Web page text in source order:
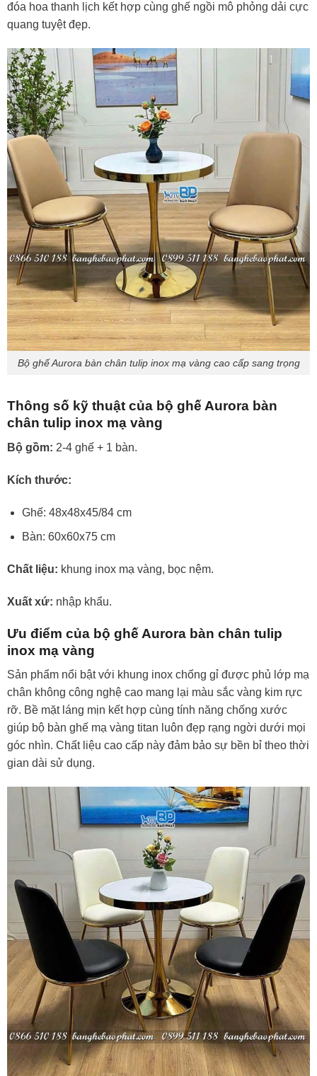
đóa hoa thanh lịch kết hợp cùng ghế ngồi mô phỏng dải cực
quang tuyệt đẹp.
Bộ ghế Aurora bàn chân tulip inox mạ vàng cao cấp sang trọng
Thông số kỹ thuật của bộ ghế Aurora bàn
chân tulip inox mạ vàng
Bộ gồm: 2-4 ghế + 1 bàn.
Kích thước:
Ghế: 48x48x45/84 cm
Bàn: 60x60x75 cm
Chất liệu: khung inox mạ vàng, bọc nệm.
Xuất xứ: nhập khẩu.
Ưu điểm của bộ ghế Aurora bàn chân tulip
inox mạ vàng
Sản phẩm nổi bật với khung inox chống gỉ được phủ lớp mạ
chân không công nghệ cao mang lại màu sắc vàng kim rực
rỡ. Bề mặt láng mịn kết hợp cùng tính năng chống xước
giúp bộ bàn ghế mạ vàng titan luôn đẹp rạng ngời dưới mọi
góc nhìn. Chất liệu cao cấp này đảm bảo sự bền bỉ theo thời
gian dài sử dụng.